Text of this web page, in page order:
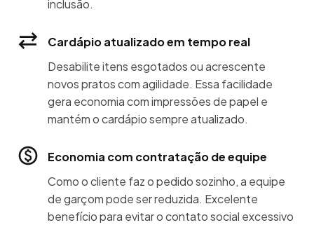
inclusão.
Cardápio atualizado em tempo real
Desabilite itens esgotados ou acrescente
novos pratos com agilidade. Essa facilidade
gera economia com impressões de papel e
mantém o cardápio sempre atualizado.
Economia com contratação de equipe
Como o cliente faz o pedido sozinho, a equipe
de garçom pode ser reduzida. Excelente
benefício para evitar o contato social excessivo